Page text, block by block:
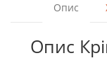
Опис
Опис